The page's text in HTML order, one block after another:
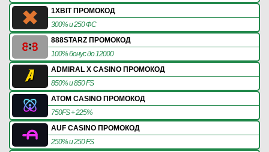
1XBIT ПРОМОКОД
300% и 250 ФС
888STARZ ПРОМОКОД
100% бонус до 12000
ADMIRAL X CASINO ПРОМОКОД
850% и 850 FS
ATOM CASINO ПРОМОКОД
750FS + 225%
AUF CASINO ПРОМОКОД
250% и 250 FS